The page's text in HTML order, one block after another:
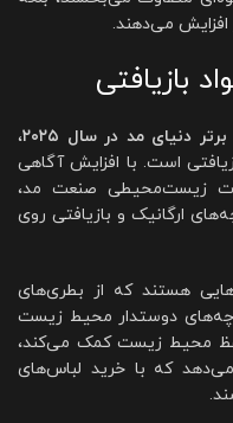
افزایش می‌دهند.
بازیافتی
،
است. با افزایش آگاهی
زیست‌محیطی صنعت مد،
ارگانیک و بازیافتی روی
هستند که از بطری‌های
دوستدار محیط زیست
حفظ محیط زیست کمک می‌کند،
که با خرید لباس‌های